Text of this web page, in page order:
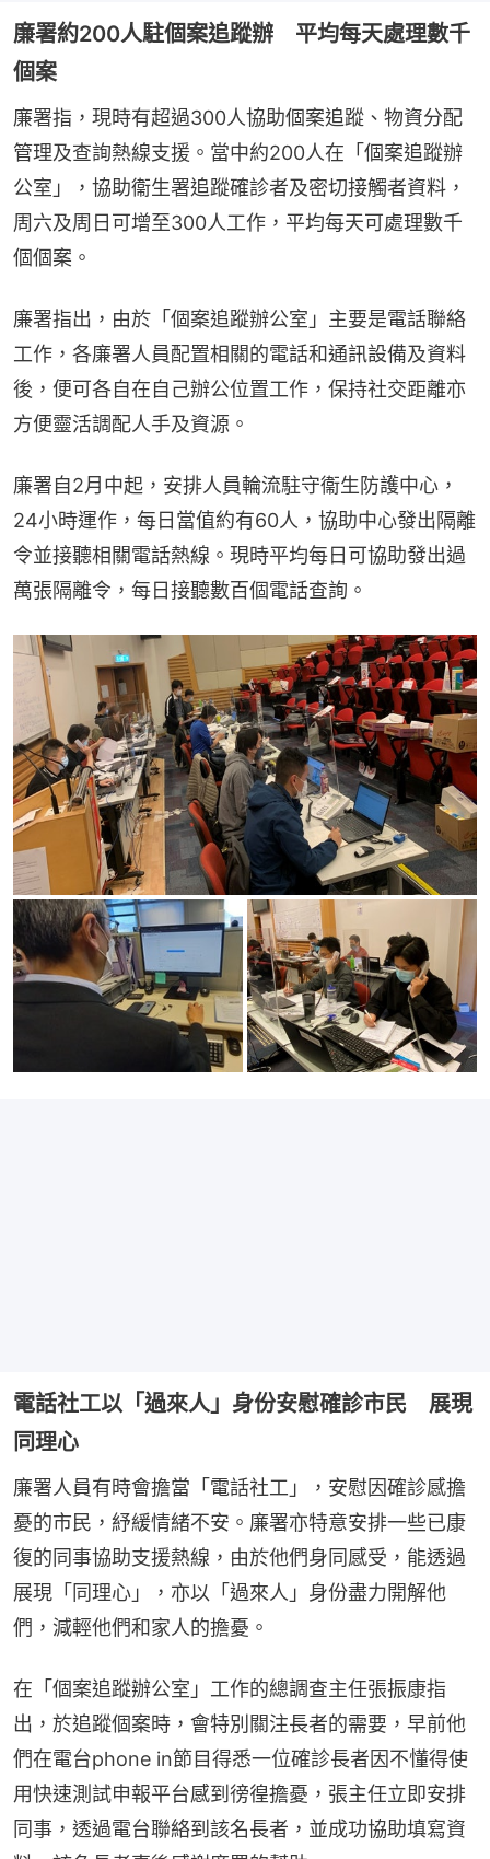
廉署約200人駐個案追蹤辦 平均每天處理數千
個案
廉署指，現時有超過300人協助個案追蹤、物資分配
管理及查詢熱線支援。當中約200人在「個案追蹤辦
公室」，協助衞生署追蹤確診者及密切接觸者資料，
周六及周日可增至300人工作，平均每天可處理數千
個個案。
廉署指出，由於「個案追蹤辦公室」主要是電話聯絡
工作，各廉署人員配置相關的電話和通訊設備及資料
後，便可各自在自己辦公位置工作，保持社交距離亦
方便靈活調配人手及資源。
廉署自2月中起，安排人員輪流駐守衞生防護中心，
24小時運作，每日當值約有60人，協助中心發出隔離
令並接聽相關電話熱線。現時平均每日可協助發出過
萬張隔離令，每日接聽數百個電話查詢。
電話社工以「過來人」身份安慰確診市民 展現
同理心
廉署人員有時會擔當「電話社工」，安慰因確診感擔
憂的市民，紓緩情緒不安。廉署亦特意安排一些已康
復的同事協助支援熱線，由於他們身同感受，能透過
展現「同理心」，亦以「過來人」身份盡力開解他
們，減輕他們和家人的擔憂。
在「個案追蹤辦公室」工作的總調查主任張振康指
出，於追蹤個案時，會特別關注長者的需要，早前他
們在電台phone in節目得悉一位確診長者因不懂得使
用快速測試申報平台感到徬徨擔憂，張主任立即安排
同事，透過電台聯絡到該名長者，並成功協助填寫資